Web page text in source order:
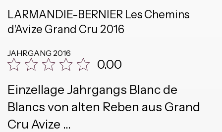
LARMANDIE-BERNIER Les Chemins
d'Avize Grand Cru 2016
JAHRGANG 2016
0.00
Einzellage Jahrgangs Blanc de
Blancs von alten Reben aus Grand
Cru Avize